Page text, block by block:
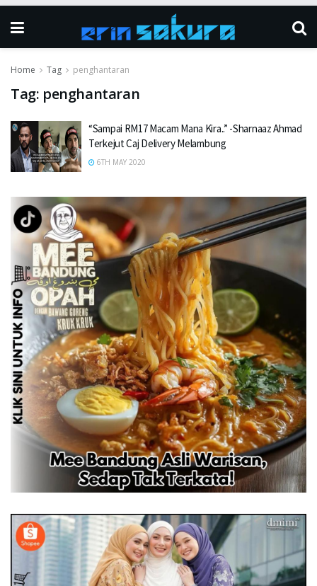
Home Tag penghantaran
Tag: penghantaran
“Sampai RM17 Macam Mana Kira..” -Sharnaaz Ahmad
Terkejut Caj Delivery Melambung
6TH MAY 2020